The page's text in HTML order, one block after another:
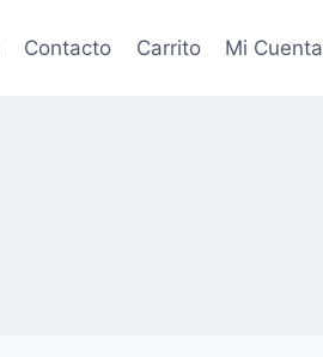
Contacto Carrito Mi Cuenta